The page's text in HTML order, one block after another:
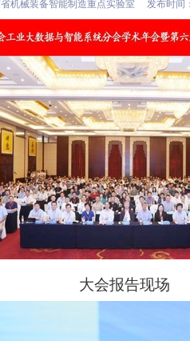
机械装备智能制造重点实验室 发布时间
大会报告现场